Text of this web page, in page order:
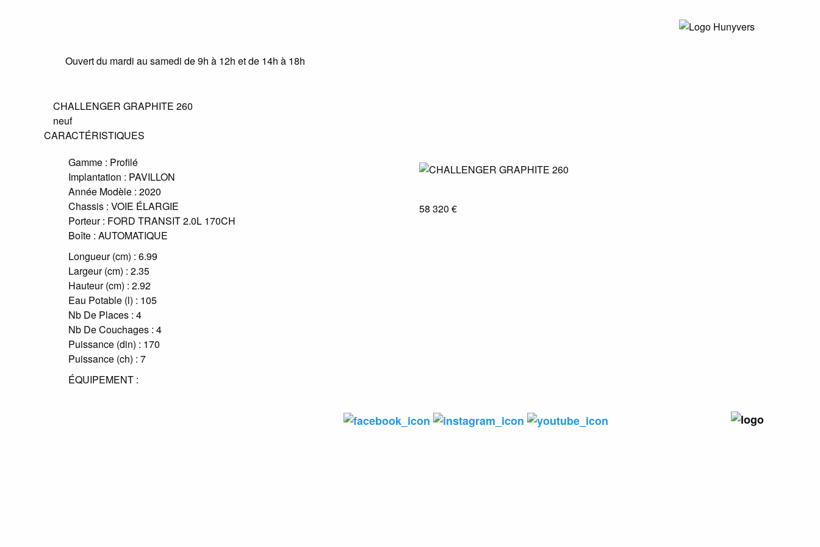
Ouvert du mardi au samedi de 9h à 12h et de 14h à 18h
CHALLENGER GRAPHITE 260
neuf
CARACTÉRISTIQUES
Gamme : Profilé
Implantation : PAVILLON
Année Modèle : 2020
Chassis : VOIE ÉLARGIE
Porteur : FORD TRANSIT 2.0L 170CH
Boîte : AUTOMATIQUE
Longueur (cm) : 6.99
Largeur (cm) : 2.35
Hauteur (cm) : 2.92
Eau Potable (l) : 105
Nb De Places : 4
Nb De Couchages : 4
Puissance (din) : 170
Puissance (ch) : 7
ÉQUIPEMENT :
58 320 €